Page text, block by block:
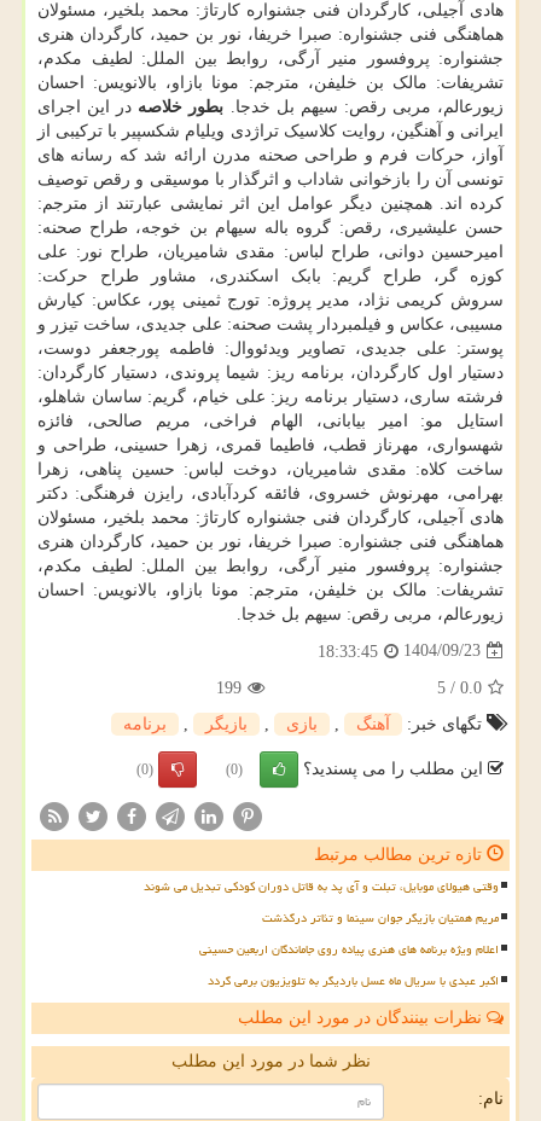
هادی آجیلی، کارگردان فنی جشنواره کارتاژ: محمد بلخیر، مسئولان
هماهنگی فنی جشنواره: صبرا خریفا، نور بن حمید، کارگردان هنری
جشنواره: پروفسور منیر آرگی، روابط بین الملل: لطیف مکدم،
تشریفات: مالک بن خلیفن، مترجم: مونا بازاو، بالانویس: احسان
زیورعالم، مربی رقص: سیهم بل خدجا. بطور خلاصه در این اجرای
ایرانی و آهنگین، روایت کلاسیک تراژدی ویلیام شکسپیر با ترکیبی از
آواز، حرکات فرم و طراحی صحنه مدرن ارائه شد که رسانه های
تونسی آن را بازخوانی شاداب و اثرگذار با موسیقی و رقص توصیف
کرده اند. همچنین دیگر عوامل این اثر نمایشی عبارتند از مترجم:
حسن علیشیری، رقص: گروه باله سیهام بن خوجه، طراح صحنه:
امیرحسین دوانی، طراح لباس: مقدی شامیریان، طراح نور: علی
کوزه گر، طراح گریم: بابک اسکندری، مشاور طراح حرکت:
سروش کریمی نژاد، مدیر پروژه: تورج ثمینی پور، عکاس: کیارش
مسیبی، عکاس و فیلمبردار پشت صحنه: علی جدیدی، ساخت تیزر و
پوستر: علی جدیدی، تصاویر ویدئووال: فاطمه پورجعفر دوست،
دستیار اول کارگردان، برنامه ریز: شیما پروندی، دستیار کارگردان:
فرشته ساری، دستیار برنامه ریز: علی خیام، گریم: ساسان شاهلو،
استایل مو: امیر بیابانی، الهام فراخی، مریم صالحی، فائزه
شهسواری، مهرناز قطب، فاطیما قمری، زهرا حسینی، طراحی و
ساخت کلاه: مقدی شامیریان، دوخت لباس: حسین پناهی، زهرا
بهرامی، مهرنوش خسروی، فائقه کردآبادی، رایزن فرهنگی: دکتر
هادی آجیلی، کارگردان فنی جشنواره کارتاژ: محمد بلخیر، مسئولان
هماهنگی فنی جشنواره: صبرا خریفا، نور بن حمید، کارگردان هنری
جشنواره: پروفسور منیر آرگی، روابط بین الملل: لطیف مکدم،
تشریفات: مالک بن خلیفن، مترجم: مونا بازاو، بالانویس: احسان
زیورعالم، مربی رقص: سیهم بل خدجا.
1404/09/23
18:33:45
0.0
/
5
199
تگهای خبر:
آهنگ بازی بازیگر برنامه
این مطلب را می پسندید؟ (0)
(0)
تازه ترین مطالب مرتبط
وقتی هیولای موبایل، تبلت و آی پد به قاتل دوران کودکی تبدیل می شوند
مریم همتیان بازیگر جوان سینما و تئاتر درگذشت
اعلام ویژه برنامه های هنری پیاده روی جاماندگان اربعین حسینی
اکبر عبدی با سریال ماه عسل باردیگر به تلویزیون برمی گردد
نظرات بینندگان در مورد این مطلب
نظر شما در مورد این مطلب
نام: